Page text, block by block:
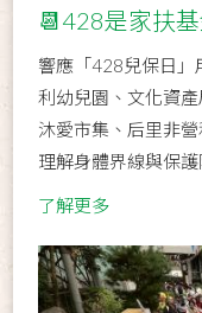
📆428是家扶
響應「428兒保日」
利幼兒園、文化資
沐愛市集、后里非
理解身體界線與保護
了解更多